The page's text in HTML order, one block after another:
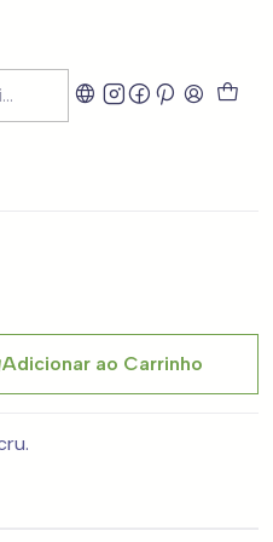
a Right
Adicionar ao Carrinho